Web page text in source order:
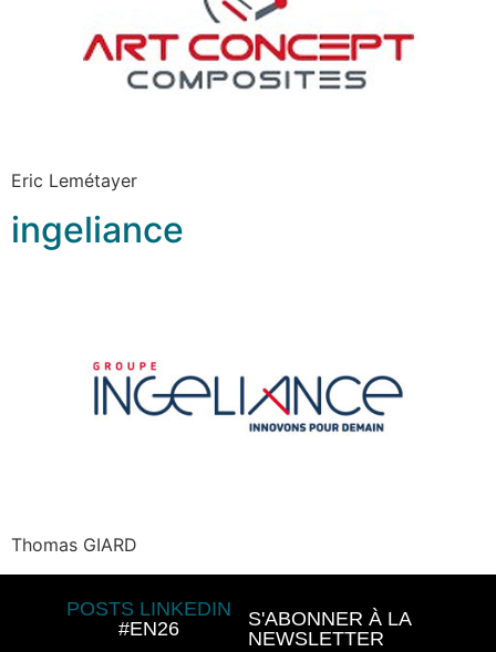
Eric Lemétayer
ingeliance
Thomas GIARD
POSTS LINKEDIN
#EN26
S'ABONNER À LA
NEWSLETTER